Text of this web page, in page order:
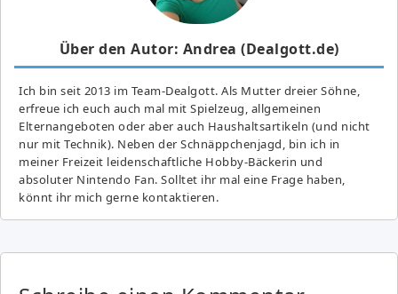
Über den Autor: Andrea (Dealgott.de)
Ich bin seit 2013 im Team-Dealgott. Als Mutter dreier Söhne,
erfreue ich euch auch mal mit Spielzeug, allgemeinen
Elternangeboten oder aber auch Haushaltsartikeln (und nicht
nur mit Technik). Neben der Schnäppchenjagd, bin ich in
meiner Freizeit leidenschaftliche Hobby-Bäckerin und
absoluter Nintendo Fan. Solltet ihr mal eine Frage haben,
könnt ihr mich gerne kontaktieren.